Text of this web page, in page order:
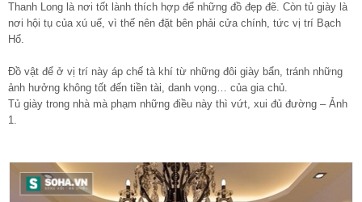
Thanh Long là nơi tốt lành thích hợp để những đồ đẹp đẽ. Còn tủ giày là
nơi hội tụ của xú uế, vì thế nên đặt bên phải cửa chính, tức vị trí Bạch
Hổ.
Đồ vật để ở vị trí này áp chế tà khí từ những đôi giày bẩn, tránh những
ảnh hưởng không tốt đến tiền tài, danh vọng… của gia chủ.
Tủ giày trong nhà mà phạm những điều này thì vứt, xui đủ đường – Ảnh
1.